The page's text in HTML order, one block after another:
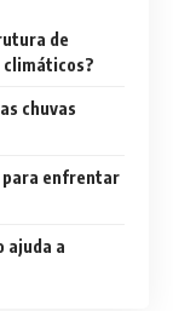
de
climáticos?
chuvas
para enfrentar
ajuda a